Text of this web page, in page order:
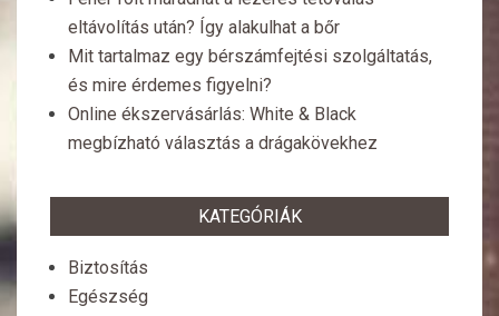
eltávolítás után? Így alakulhat a bőr
Mit tartalmaz egy bérszámfejtési szolgáltatás,
és mire érdemes figyelni?
Online ékszervásárlás: White & Black
megbízható választás a drágakövekhez
KATEGÓRIÁK
Biztosítás
Egészség